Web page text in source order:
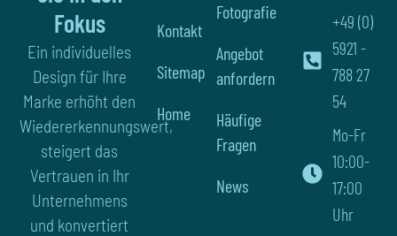
Fokus
Ein individuelles
Design für Ihre
Marke erhöht den
Wiedererkennungswert,
steigert das
Vertrauen in Ihr
Unternehmens
und konvertiert
Fotografie
Angebot
anfordern
Häufige
Fragen
News
Kontakt
Sitemap
Home
+49 (0)
5921 -
788 27
54
Mo-Fr
10:00-
17:00
Uhr